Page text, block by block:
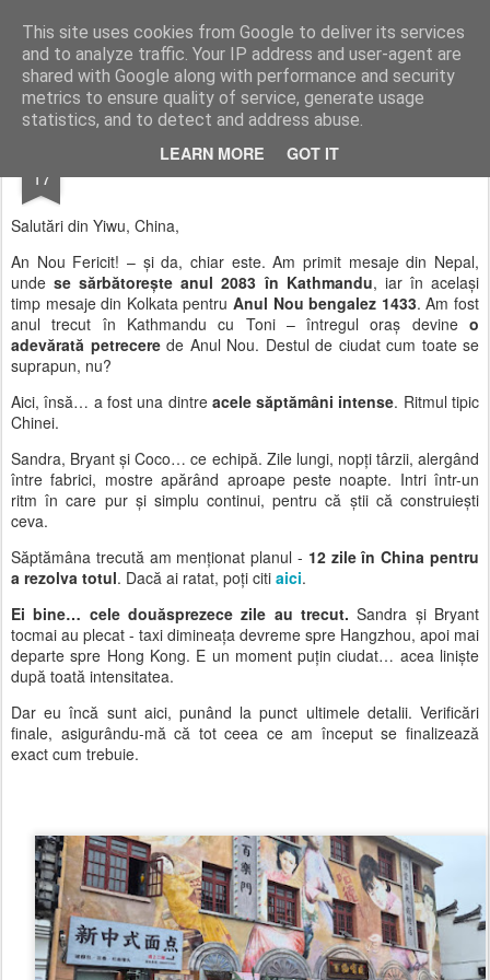
This site uses cookies from Google to deliver its services
and to analyze traffic. Your IP address and user-agent are
shared with Google along with performance and security
metrics to ensure quality of service, generate usage
statistics, and to detect and address abuse.
LEARN MORE GOT IT
AWGifts România
Home
17 An Nou Fericit! X2
Salutări din Yiwu, China,
An Nou Fericit! – și da, chiar este. Am primit mesaje din Nepal,
undese sărbătorește anul 2083 în Kathmandu, iar în același
timp mesaje din Kolkata pentru Anul Nou bengalez 1433. Am fost
anul trecut în Kathmandu cu Toni – întregul oraș devine o
adevărată petrecerede Anul Nou. Destul de ciudat cum toate se
suprapun, nu?
Aici, însă… a fost una dintre acele săptămâni intense. Ritmul tipic
Chinei.
Sandra, Bryant și Coco… ce echipă. Zile lungi, nopți târzii, alergând
între fabrici, mostre apărând aproape peste noapte. Intri într-un
ritm în care pur și simplu continui, pentru că știi că construiești
ceva.
Săptămâna trecută am menționat planul - 12 zile în China pentru
a rezolva totul. Dacă ai ratat, poți citi aici.
Ei bine… cele douăsprezece zile au trecut. Sandra și Bryant
tocmai au plecat - taxi dimineața devreme spre Hangzhou, apoi mai
departe spre Hong Kong. E un moment puțin ciudat… acea liniște
după toată intensitatea.
Dar eu încă sunt aici, punând la punct ultimele detalii. Verificări
finale, asigurându-mă că tot ceea ce am început se finalizează
exact cum trebuie.